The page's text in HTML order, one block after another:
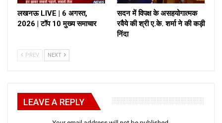
लखनऊ LIVE | 6 अगस्त,
2026 | टॉप 10 मुख्य समाचार
सदन में विपक्ष के असहयोगात्मक
रवैये की श्री ए.के. शर्मा ने की कड़ी
निंदा
PREV NEXT
LEAVE A REPLY